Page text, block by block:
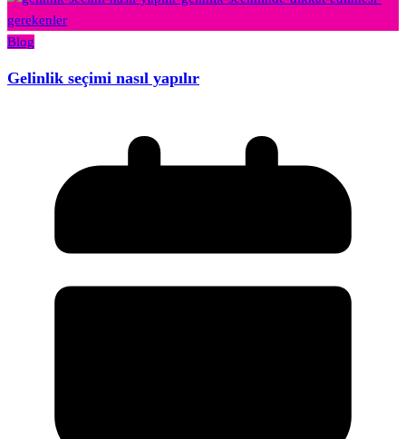
Blog
Gelinlik seçimi nasıl yapılır